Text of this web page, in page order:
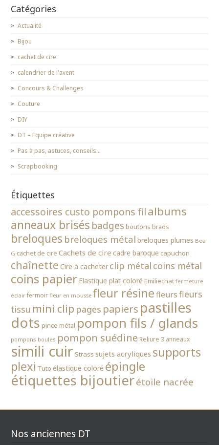
Catégories
Actualité
Bijou
cachet de cire
calendrier de l'avent
Concours & Challenges
Couture
DIY
DT – Equipe créative
Pas à pas, astuces, conseils…
Scrapbooking
Étiquettes
accessoires custo pompons filalbums
anneaux brisés badges boutons brads
breloques breloques métal breloques plumes Béa
G cachet de cire Cachets de cire cadre baroque capuchon
chaînette Cire à cacheterclip métal coins métal
coins papier Elastique plat coloré Emiliechat fermeture
éclair fermoir fleur en mousse fleur résine fleurs fleurs
tissu mini clip pages papiers pastilles
dots pince métal pompon fils / glands
pompons boules pompon suédine Reliure 3 anneaux
simili cuir Strass sujets acryliques supports
plexi Tuto élastique coloré épingle
étiquettes bijoutierétoile nacrée
Nos anciennes DT